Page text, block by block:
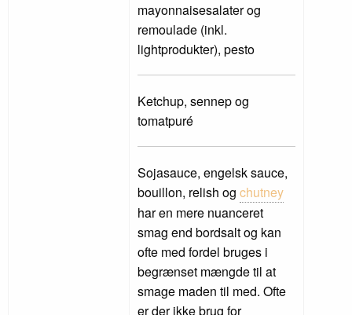
mayonnaisesalater og
remoulade (inkl.
lightprodukter), pesto
Ketchup, sennep og
tomatpuré
Sojasauce, engelsk sauce,
bouillon, relish og chutney
har en mere nuanceret
smag end bordsalt og kan
ofte med fordel bruges i
begrænset mængde til at
smage maden til med. Ofte
er der ikke brug for